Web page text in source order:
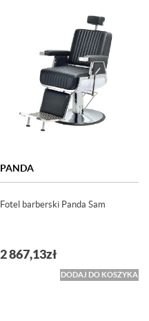
PANDA
Fotel barberski Panda Sam
2 867,13zł
DODAJ DO KOSZYKA